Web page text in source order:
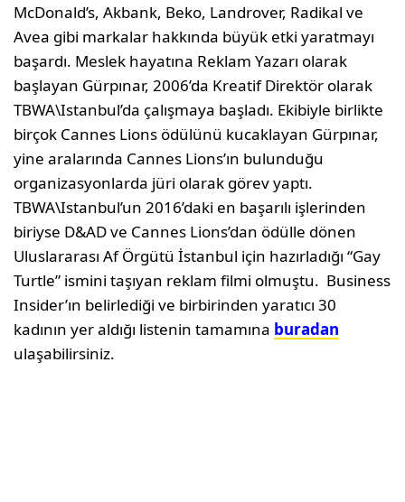
McDonald’s, Akbank, Beko, Landrover, Radikal ve
Avea gibi markalar hakkında büyük etki yaratmayı
başardı. Meslek hayatına Reklam Yazarı olarak
başlayan Gürpınar, 2006’da Kreatif Direktör olarak
TBWA\Istanbul’da çalışmaya başladı. Ekibiyle birlikte
birçok Cannes Lions ödülünü kucaklayan Gürpınar,
yine aralarında Cannes Lions’ın bulunduğu
organizasyonlarda jüri olarak görev yaptı.
TBWA\Istanbul’un 2016’daki en başarılı işlerinden
biriyse D&AD ve Cannes Lions’dan ödülle dönen
Uluslararası Af Örgütü İstanbul için hazırladığı “Gay
Turtle” ismini taşıyan reklam filmi olmuştu. Business
Insider’ın belirlediği ve birbirinden yaratıcı 30
kadının yer aldığı listenin tamamına buradan
ulaşabilirsiniz.